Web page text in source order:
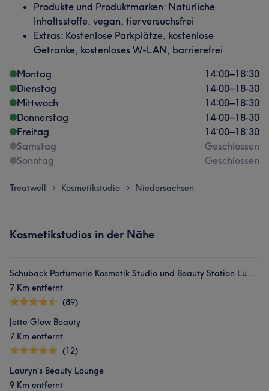
Produkte und Produktmarken: Natürliche
Inhaltsstoffe, vegan, tierversuchsfrei
Extras: Kostenlose Parkplätze, kostenlose
Getränke, kostenloses W-LAN, barrierefrei
Montag
14:00–18:30
Dienstag
14:00–18:30
Mittwoch
14:00–18:30
Donnerstag
14:00–18:30
Freitag
14:00–18:30
Samstag
Geschlossen
Sonntag
Geschlossen
Treatwell > Kosmetikstudio > Niedersachsen
Kosmetikstudios in der Nähe
Schuback Parfümerie Kosmetik Studio und Beauty Station Lüneburg
7 Km entfernt
(89)
Jette Glow Beauty
7 Km entfernt
(12)
Lauryn‘s Beauty Lounge
9 Km entfernt